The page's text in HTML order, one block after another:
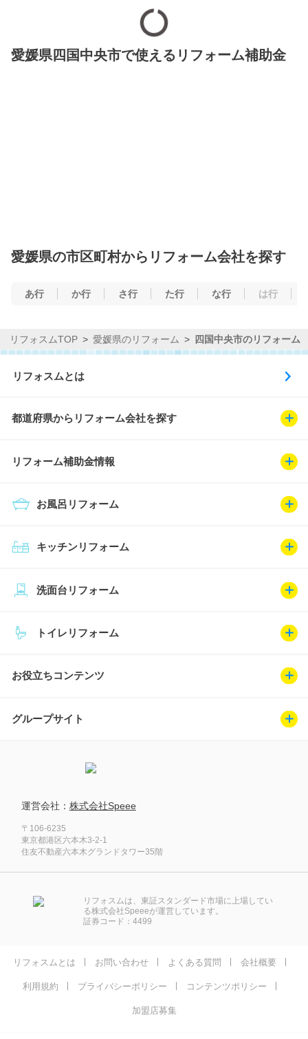
愛媛県四国中央市で使えるリフォーム補助金
愛媛県の市区町村からリフォーム会社を探す
あ行 か行 さ行 た行 な行 は行
リフォスムTOP 愛媛県のリフォーム 四国中央市のリフォーム
リフォスムとは
都道府県からリフォーム会社を探す
リフォーム補助金情報
キッチンリフォーム
お風呂リフォーム
トイレリフォーム
洗面台リフォーム
お役立ちコンテンツ
グループサイト
運営会社： 株式会社Speee
〒106-6235
東京都港区六本木3-2-1
住友不動産六本木グランドタワー35階
リフォスムは、東証スタンダード市場に上場してい
る株式会社Speeeが運営しています。
証券コード：4499
リフォスムとは お問い合わせ よくある質問 会社概要
利用規約 プライバシーポリシー コンテンツポリシー
加盟店募集